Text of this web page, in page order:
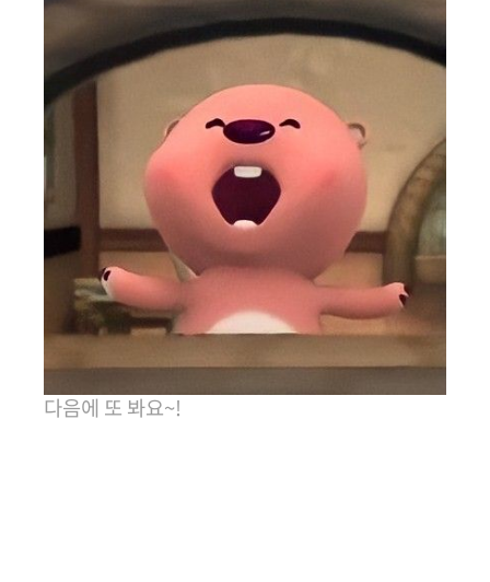
다음에 또 봐요~!